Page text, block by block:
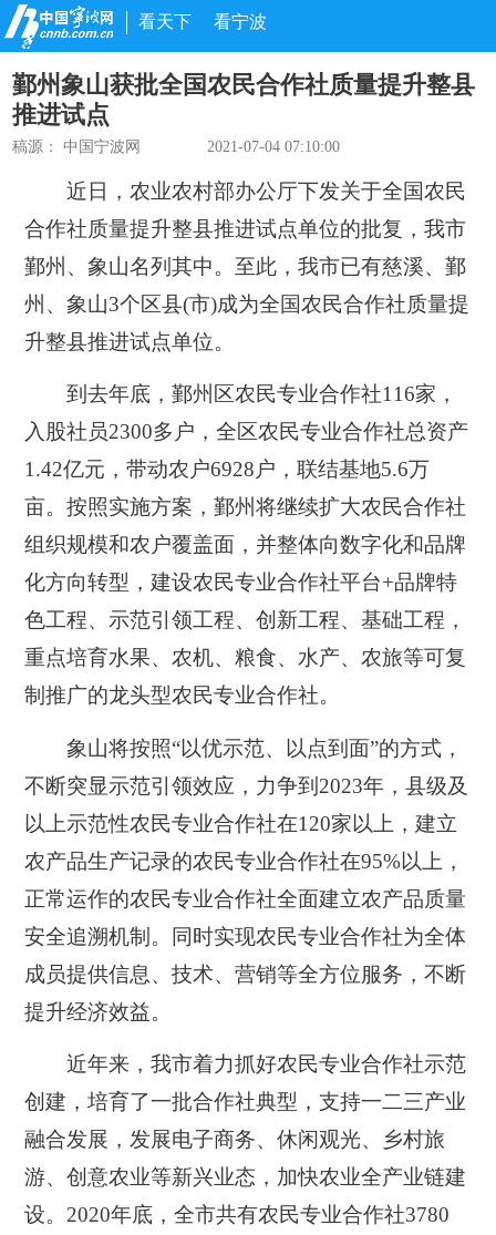
看天下 看宁波
鄞州象山获批全国农民合作社质量提升整县
推进试点
稿源：中国宁波网 2021-07-04 07:10:00
近日，农业农村部办公厅下发关于全国农民
合作社质量提升整县推进试点单位的批复，我市
鄞州、象山名列其中。至此，我市已有慈溪、鄞
州、象山3个区县(市)成为全国农民合作社质量提
升整县推进试点单位。
到去年底，鄞州区农民专业合作社116家，
入股社员2300多户，全区农民专业合作社总资产
1.42亿元，带动农户6928户，联结基地5.6万
亩。按照实施方案，鄞州将继续扩大农民合作社
组织规模和农户覆盖面，并整体向数字化和品牌
化方向转型，建设农民专业合作社平台+品牌特
色工程、示范引领工程、创新工程、基础工程，
重点培育水果、农机、粮食、水产、农旅等可复
制推广的龙头型农民专业合作社。
象山将按照“以优示范、以点到面”的方式，
不断突显示范引领效应，力争到2023年，县级及
以上示范性农民专业合作社在120家以上，建立
农产品生产记录的农民专业合作社在95%以上，
正常运作的农民专业合作社全面建立农产品质量
安全追溯机制。同时实现农民专业合作社为全体
成员提供信息、技术、营销等全方位服务，不断
提升经济效益。
近年来，我市着力抓好农民专业合作社示范
创建，培育了一批合作社典型，支持一二三产业
融合发展，发展电子商务、休闲观光、乡村旅
游、创意农业等新兴业态，加快农业全产业链建
设。2020年底，全市共有农民专业合作社3780